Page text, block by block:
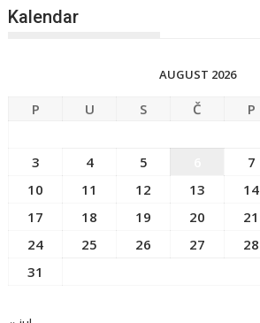
Kalendar
AUGUST 2026
P U S Č P
3
4 5 7
10
11 12 13 14
17
18 19 20 21
24
25 26 27 28
31